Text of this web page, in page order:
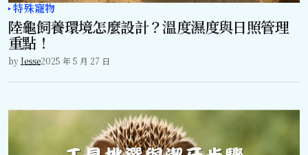
特殊寵物
陸龜飼養環境怎麼設計？溫度濕度與日照管理
重點！
byJesse2025 年 5 月 27 日